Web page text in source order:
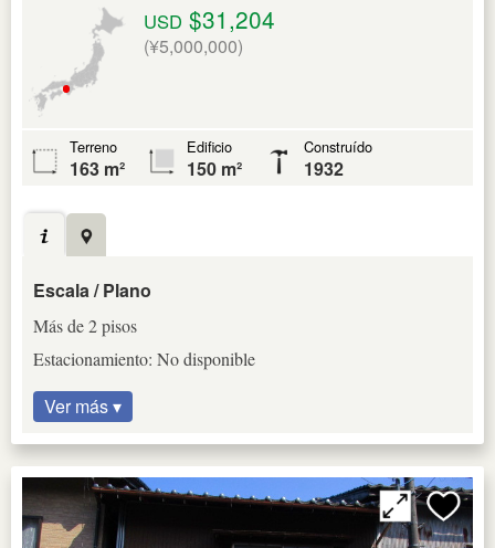
USD $31,204
(¥5,000,000)
Terreno
163 m²
Edificio
150 m²
Construído
1932
Escala / Plano
Más de 2 pisos
Estacionamiento: No disponible
Ver más ▾